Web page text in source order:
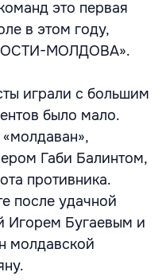
это первая
в этом году,
МОЛДОВА».
играли с большим
было мало.
Габи Балинтом,
противника.
после удачной
Игорем Бугаевым и
молдавской